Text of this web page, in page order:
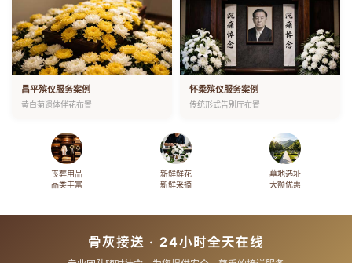
昌平殡仪服务案例
黄白菊遗体伴花布置
怀柔殡仪服务案例
传统形式告别厅布置
丧葬用品
品类丰富
新鲜鲜花
新鲜采摘
墓地选址
大额优惠
骨灰接送 · 24小时全天在线